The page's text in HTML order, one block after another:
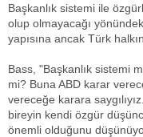
Başkanlık sistemi ile
olup olmayacağı
yapısına ancak Türk
Bass, "Başkanlık sistemi
mi? Buna ABD karar
vereceğe karara
bireyin kendi özgür
önemli olduğunu